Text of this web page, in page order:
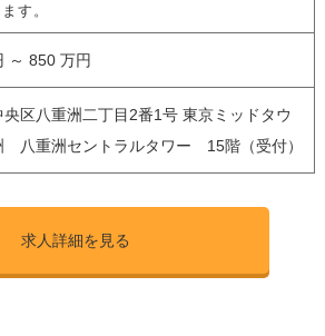
す。
～ 850 万円
央区八重洲二丁目2番1号 東京ミッドタウ
八重洲セントラルタワー 15階（受付）
求人詳細を見る